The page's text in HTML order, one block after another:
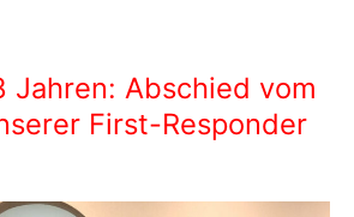
Jahren: Abschied vom
First-Responder